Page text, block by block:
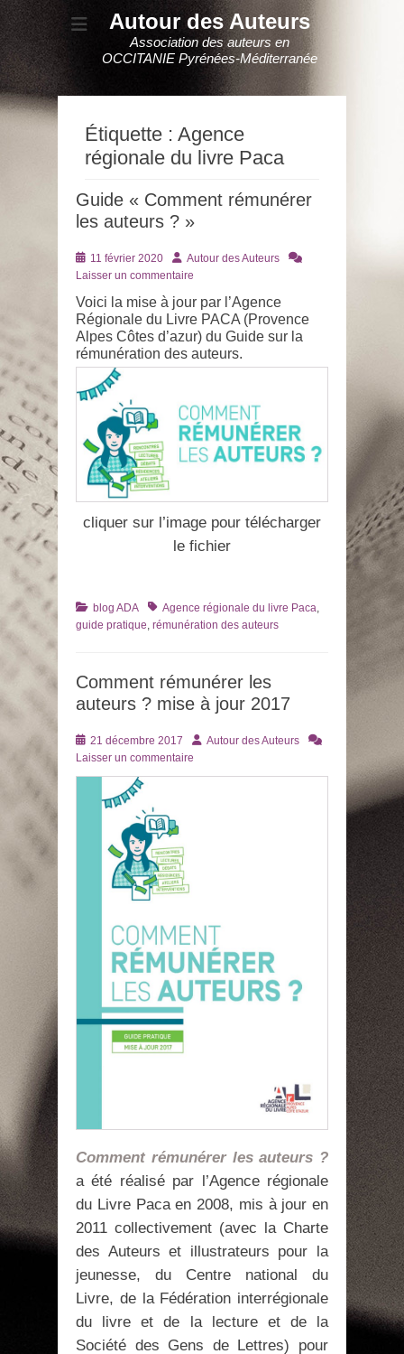
Autour des Auteurs
Association des auteurs en
OCCITANIE Pyrénées-Méditerranée
Étiquette : Agence
régionale du livre Paca
Guide « Comment rémunérer
les auteurs ? »
Posté
le
11 février 2020 AuteurAutour des Auteurs
Laisser un commentaire
Voici la mise à jour par l’Agence
Régionale du Livre PACA (Provence
Alpes Côtes d’azur) du Guide sur la
rémunération des auteurs.
cliquer sur l’image pour télécharger
le fichier
Catégories
blog ADA TagsAgence régionale du livre Paca,
guide pratique, rémunération des auteurs
Comment rémunérer les
auteurs ? mise à jour 2017
Posté
le
21 décembre 2017 AuteurAutour des Auteurs
Laisser un commentaire
Comment rémunérer les auteurs ?
a été réalisé par l’Agence régionale
du Livre Paca en 2008, mis à jour en
2011 collectivement (avec la Charte
des Auteurs et illustrateurs pour la
jeunesse, du Centre national du
Livre, de la Fédération interrégionale
du livre et de la lecture et de la
Société des Gens de Lettres) pour